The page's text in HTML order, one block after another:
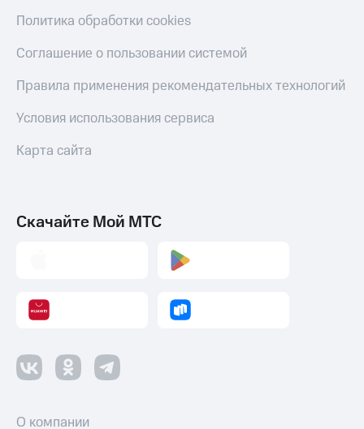
Политика обработки cookies
Соглашение о пользовании системой
Правила применения рекомендательных технологий
Условия использования сервиса
Карта сайта
Скачайте Мой МТС
О компании